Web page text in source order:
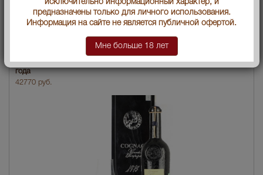
нет в наличии
Lheraud Petite Champagne 1973 коньяк Петить Шампань 1973
года
42770 руб.
исключительно информационный характер, и
предназначены только для личного использования.
Информация на сайте не является публичной офертой.
Мне больше 18 лет